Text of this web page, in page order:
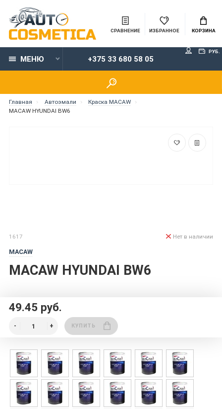
СРАВНЕНИЕ ИЗБРАННОЕ КОРЗИНА
МЕНЮ +375 33 680 58 05
РУБ.
Главная Автоэмали
Краска MACAW
MACAW HYUNDAI BW6
1617
MACAW
MACAW HYUNDAI BW6
Нет в наличии
49.45 руб.
КУПИТЬ